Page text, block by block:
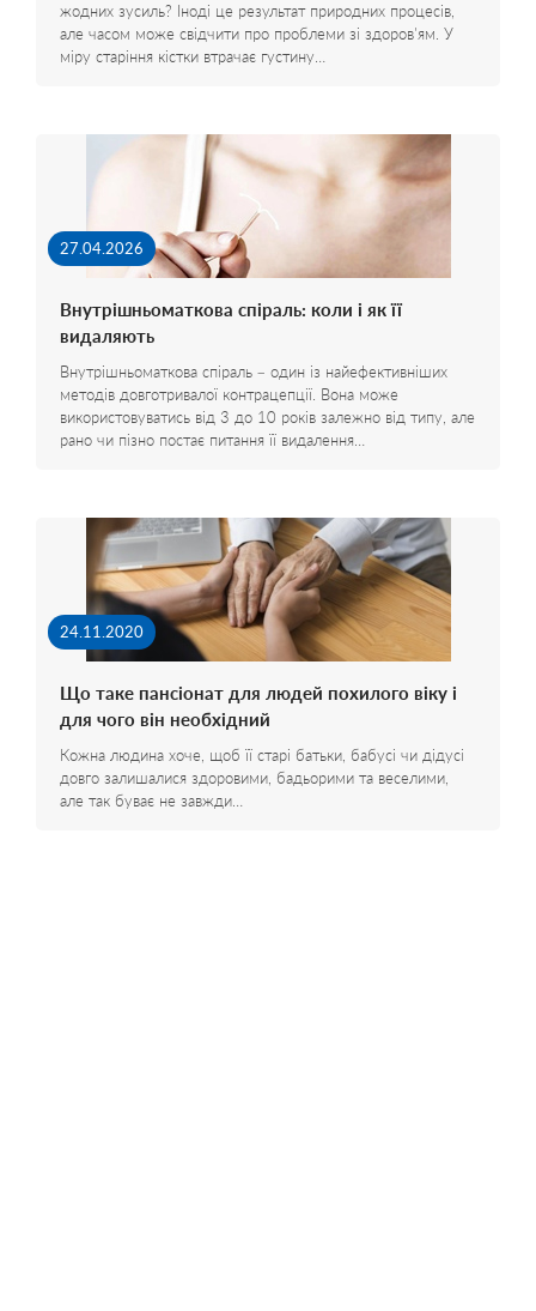
жодних зусиль? Іноді це результат природних процесів,
але часом може свідчити про проблеми зі здоров'ям. У
міру старіння кістки втрачає густину…
27.04.2026
Внутрішньоматкова спіраль: коли і як її
видаляють
Внутрішньоматкова спіраль – один із найефективніших
методів довготривалої контрацепції. Вона може
використовуватись від 3 до 10 років залежно від типу, але
рано чи пізно постає питання її видалення…
24.11.2020
Що таке пансіонат для людей похилого віку і
для чого він необхідний
Кожна людина хоче, щоб її старі батьки, бабусі чи дідусі
довго залишалися здоровими, бадьорими та веселими,
але так буває не завжди…